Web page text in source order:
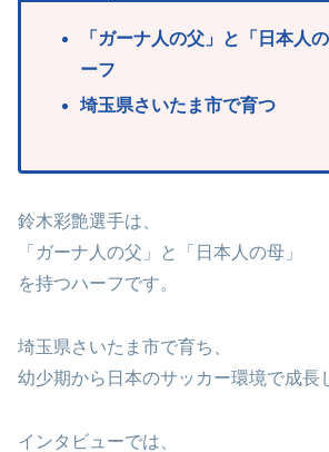
「ガーナ人の父」と「日本人
ーフ
埼玉県さいたま市で育つ
鈴木彩艶選手は、
「ガーナ人の父」と「日本人の母」
を持つハーフです。
埼玉県さいたま市で育ち、
幼少期から日本のサッカー環境で成長
インタビューでは、